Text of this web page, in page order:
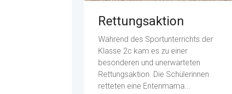
Rettungsaktion
Während des Sportunterrichts der
Klasse 2c kam es zu einer
besonderen und unerwarteten
Rettungsaktion. Die Schülerinnen
retteten eine Entenmama...